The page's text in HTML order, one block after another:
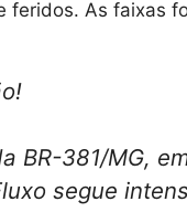
feridos. As faixas
BR-381/MG,
segue